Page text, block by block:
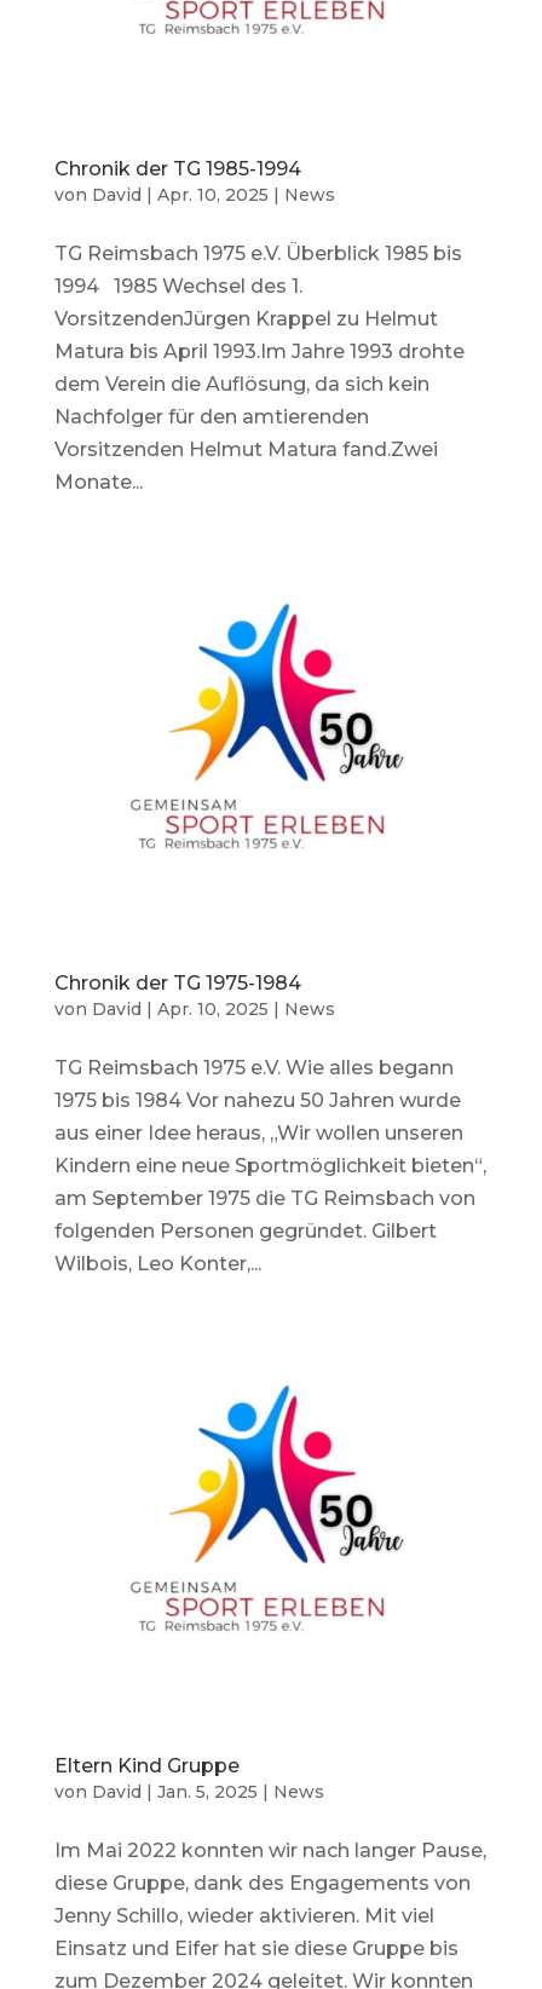
Chronik der TG 1985-1994
von David | Apr. 10, 2025 | News
TG Reimsbach 1975 e.V. Überblick 1985 bis
1994 1985 Wechsel des 1.
VorsitzendenJürgen Krappel zu Helmut
Matura bis April 1993.Im Jahre 1993 drohte
dem Verein die Auflösung, da sich kein
Nachfolger für den amtierenden
Vorsitzenden Helmut Matura fand.Zwei
Monate...
Chronik der TG 1975-1984
von David Apr. 10, 2025 News
TG Reimsbach 1975 e.V. Wie alles begann
1975 bis 1984 Vor nahezu 50 Jahren wurde
aus einer Idee heraus, „Wir wollen unseren
Kindern eine neue Sportmöglichkeit bieten“,
am September 1975 die TG Reimsbach von
folgenden Personen gegründet. Gilbert
Wilbois, Leo Konter,...
Eltern Kind Gruppe
von David | Jan. 5, 2025 | News
Im Mai 2022 konnten wir nach langer Pause,
diese Gruppe, dank des Engagements von
Jenny Schillo, wieder aktivieren. Mit viel
Einsatz und Eifer hat sie diese Gruppe bis
zum Dezember 2024 geleitet. Wir konnten